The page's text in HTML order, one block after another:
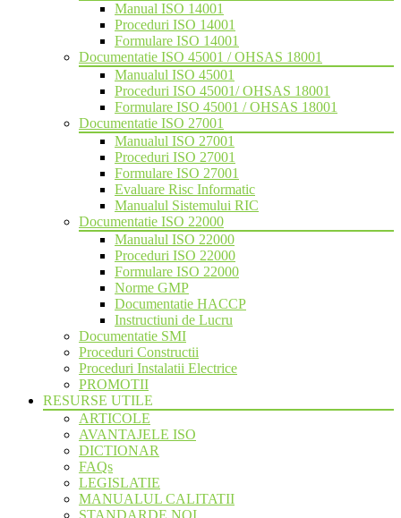
Manual ISO 14001
Proceduri ISO 14001
Formulare ISO 14001
Documentatie ISO 45001 / OHSAS 18001
Manualul ISO 45001
Proceduri ISO 45001/ OHSAS 18001
Formulare ISO 45001 / OHSAS 18001
Documentatie ISO 27001
Manualul ISO 27001
Proceduri ISO 27001
Formulare ISO 27001
Evaluare Risc Informatic
Manualul Sistemului RIC
Documentatie ISO 22000
Manualul ISO 22000
Proceduri ISO 22000
Formulare ISO 22000
Norme GMP
Documentatie HACCP
Instructiuni de Lucru
Documentatie SMI
Proceduri Constructii
Proceduri Instalatii Electrice
PROMOTII
RESURSE UTILE
ARTICOLE
AVANTAJELE ISO
DICTIONAR
FAQs
LEGISLATIE
MANUALUL CALITATII